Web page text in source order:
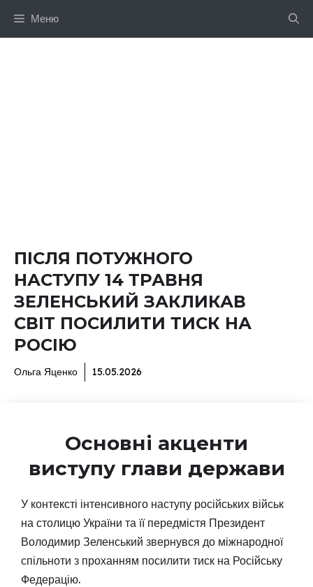
Меню
ПІСЛЯ ПОТУЖНОГО
НАСТУПУ 14 ТРАВНЯ
ЗЕЛЕНСЬКИЙ ЗАКЛИКАВ
СВІТ ПОСИЛИТИ ТИСК НА
РОСІЮ
Ольга Яценко 15.05.2026
Основні акценти
виступу глави держави
У контексті інтенсивного наступу російських військ
на столицю України та її передмістя Президент
Володимир Зеленський звернувся до міжнародної
спільноти з проханням посилити тиск на Російську
Федерацію.